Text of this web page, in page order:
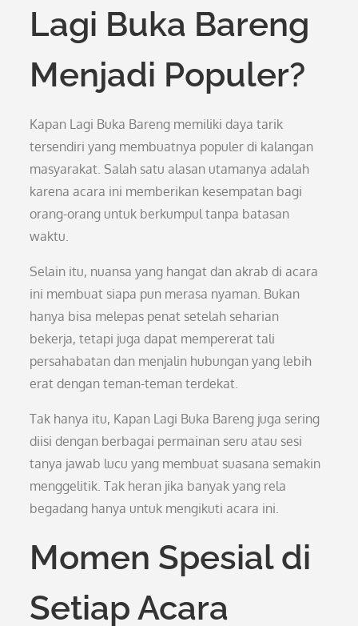
Lagi Buka Bareng
Menjadi Populer?
Kapan Lagi Buka Bareng memiliki daya tarik
tersendiri yang membuatnya populer di kalangan
masyarakat. Salah satu alasan utamanya adalah
karena acara ini memberikan kesempatan bagi
orang-orang untuk berkumpul tanpa batasan
waktu.
Selain itu, nuansa yang hangat dan akrab di acara
ini membuat siapa pun merasa nyaman. Bukan
hanya bisa melepas penat setelah seharian
bekerja, tetapi juga dapat mempererat tali
persahabatan dan menjalin hubungan yang lebih
erat dengan teman-teman terdekat.
Tak hanya itu, Kapan Lagi Buka Bareng juga sering
diisi dengan berbagai permainan seru atau sesi
tanya jawab lucu yang membuat suasana semakin
menggelitik. Tak heran jika banyak yang rela
begadang hanya untuk mengikuti acara ini.
Momen Spesial di
Setiap Acara